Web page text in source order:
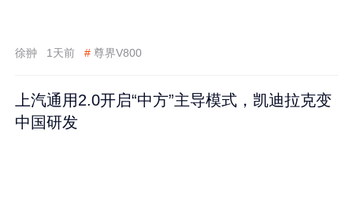
徐翀 1天前 # 尊界V800
上汽通用2.0开启“中方”主导模式，凯迪拉克变
中国研发